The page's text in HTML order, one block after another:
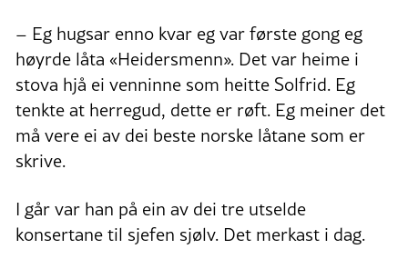
– Eg hugsar enno kvar eg var første gong eg
høyrde låta «Heidersmenn». Det var heime i
stova hjå ei venninne som heitte Solfrid. Eg
tenkte at herregud, dette er røft. Eg meiner det
må vere ei av dei beste norske låtane som er
skrive.
I går var han på ein av dei tre utselde
konsertane til sjefen sjølv. Det merkast i dag.